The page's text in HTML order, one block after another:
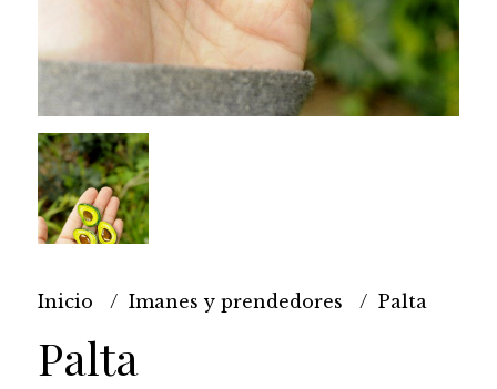
Inicio Imanes y prendedores Palta
Palta